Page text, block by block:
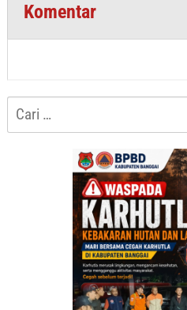
Komentar
Cari
untuk: